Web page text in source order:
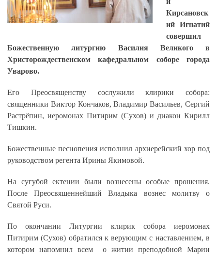
Кирсановск
ий Игнатий
совершил
Божественную литургию Василия Великого в
Христорождественском кафедральном соборе города
Уварово.
Его Преосвященству сослужили клирики собора:
священники Виктор Кончаков, Владимир Васильев, Сергий
Растрёпин, иеромонах Питирим (Сухов) и диакон Кирилл
Тишкин.
Божественные песнопения исполнил архиерейский хор под
руководством регента Ирины Якимовой.
На сугубой ектении были вознесены особые прошения.
После Преосвященнейший Владыка вознес молитву о
Святой Руси.
По окончании Литургии клирик собора иеромонах
Питирим (Сухов) обратился к верующим с наставлением, в
котором напомнил всем о житии преподобной Марии